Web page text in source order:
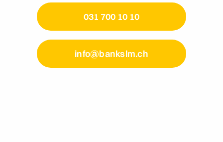
031 700 10 10
info@bankslm.ch